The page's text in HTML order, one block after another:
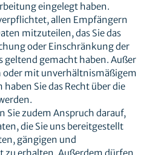
eingelegt haben.
allen Empfängern
mitzuteilen, das Sie das
oder Einschränkung der
geltend gemacht haben. Außer
mit unverhältnismäßigem
Sie das Recht über die
Sie zudem Anspruch darauf,
die Sie uns bereitgestellt
gängigen und